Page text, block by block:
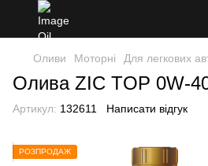
Оливи Моторні Для легкових
Олива ZIC TOP 0W-
Артикул: 132611 Написати відгук
РОЗПРОДАЖ